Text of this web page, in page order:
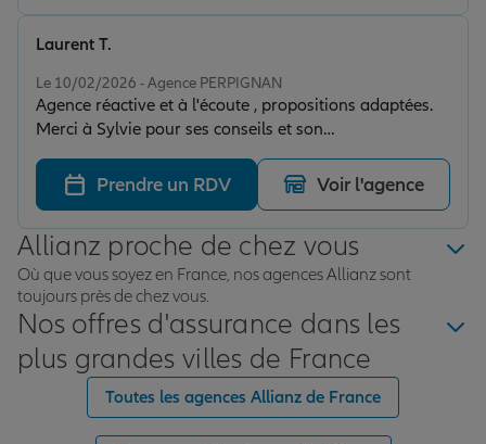
Le 10/02/2026 - Agence PERPIGNAN
Agence réactive et à l'écoute , propositions adaptées.
Merci à Sylvie pour ses conseils et son
professionnalisme.
Laurent T.
Prendre un RDV Voir l'agence
Allianz proche de chez vous
Où que vous soyez en France, nos agences Allianz sont
toujours près de chez vous.
Nos offres d'assurance dans les
plus grandes villes de France
Toutes les agences Allianz de France